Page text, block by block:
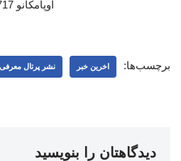
اوپامکانو 1717
برچسب‌ها: اخرین خبر نشر پرتال معرفی
دیدگاهتان را بنویسید